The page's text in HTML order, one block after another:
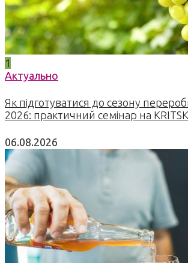
1
Актуально
Як підготуватися до сезону
2026: практичний семінар на
06.08.2026